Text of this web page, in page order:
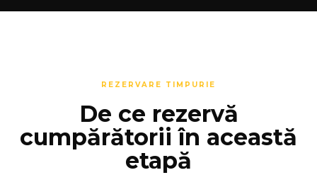
REZERVARE TIMPURIE
De ce rezervă
cumpărătorii în această
etapă